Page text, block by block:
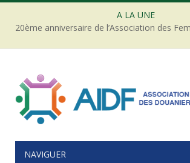
A LA UNE
NAVIGUER